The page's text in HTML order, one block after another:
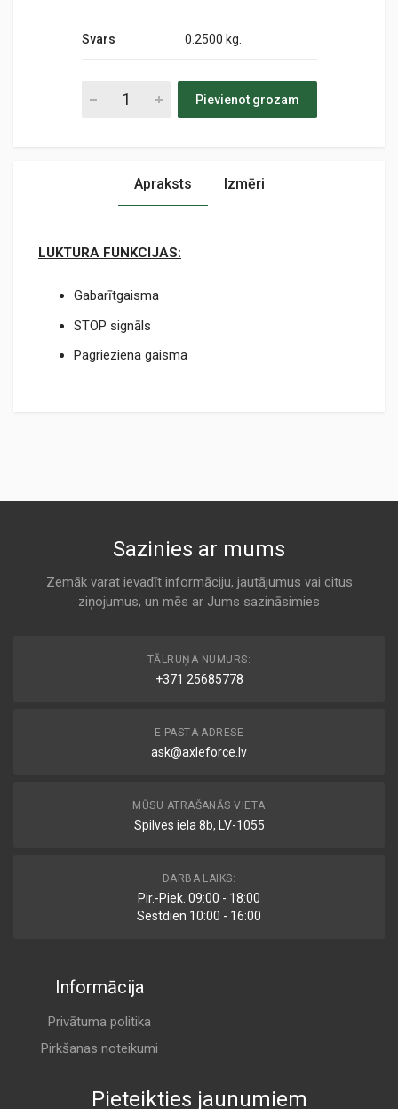
Svars 0.2500 kg.
Pievienot grozam
Apraksts Izmēri
LUKTURA FUNKCIJAS:
Gabarītgaisma
STOP signāls
Pagrieziena gaisma
Sazinies ar mums
Zemāk varat ievadīt informāciju, jautājumus vai citus
ziņojumus, un mēs ar Jums sazināsimies
TĀLRUŅA NUMURS:
+371 25685778
E-PASTA ADRESE
ask@axleforce.lv
MŪSU ATRAŠANĀS VIETA
Spilves iela 8b, LV-1055
DARBA LAIKS:
Pir.-Piek. 09:00 - 18:00
Sestdien 10:00 - 16:00
Informācija
Privātuma politika
Pirkšanas noteikumi
Pieteikties jaunumiem